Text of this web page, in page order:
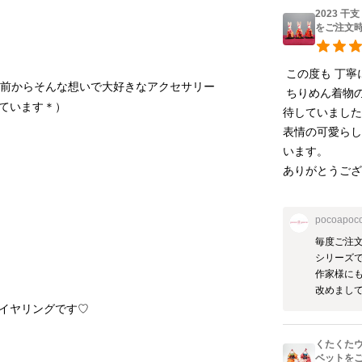
からそんな想いで大好きなアクセサリー
2023 干
をご注文
待していまし
表情の可愛ら
います。
ありがとうご
毎度ご注
シリーズ
作家様に
改めまし
くたくた
ベットを